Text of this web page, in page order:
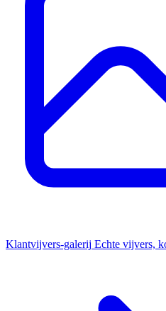
Klantvijvers-galerij Echte vijvers,